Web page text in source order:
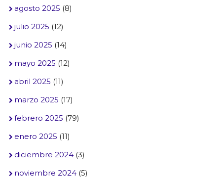
agosto 2025 (8)
julio 2025 (12)
junio 2025 (14)
mayo 2025 (12)
abril 2025 (11)
marzo 2025 (17)
febrero 2025 (79)
enero 2025 (11)
diciembre 2024(3)
noviembre 2024(5)